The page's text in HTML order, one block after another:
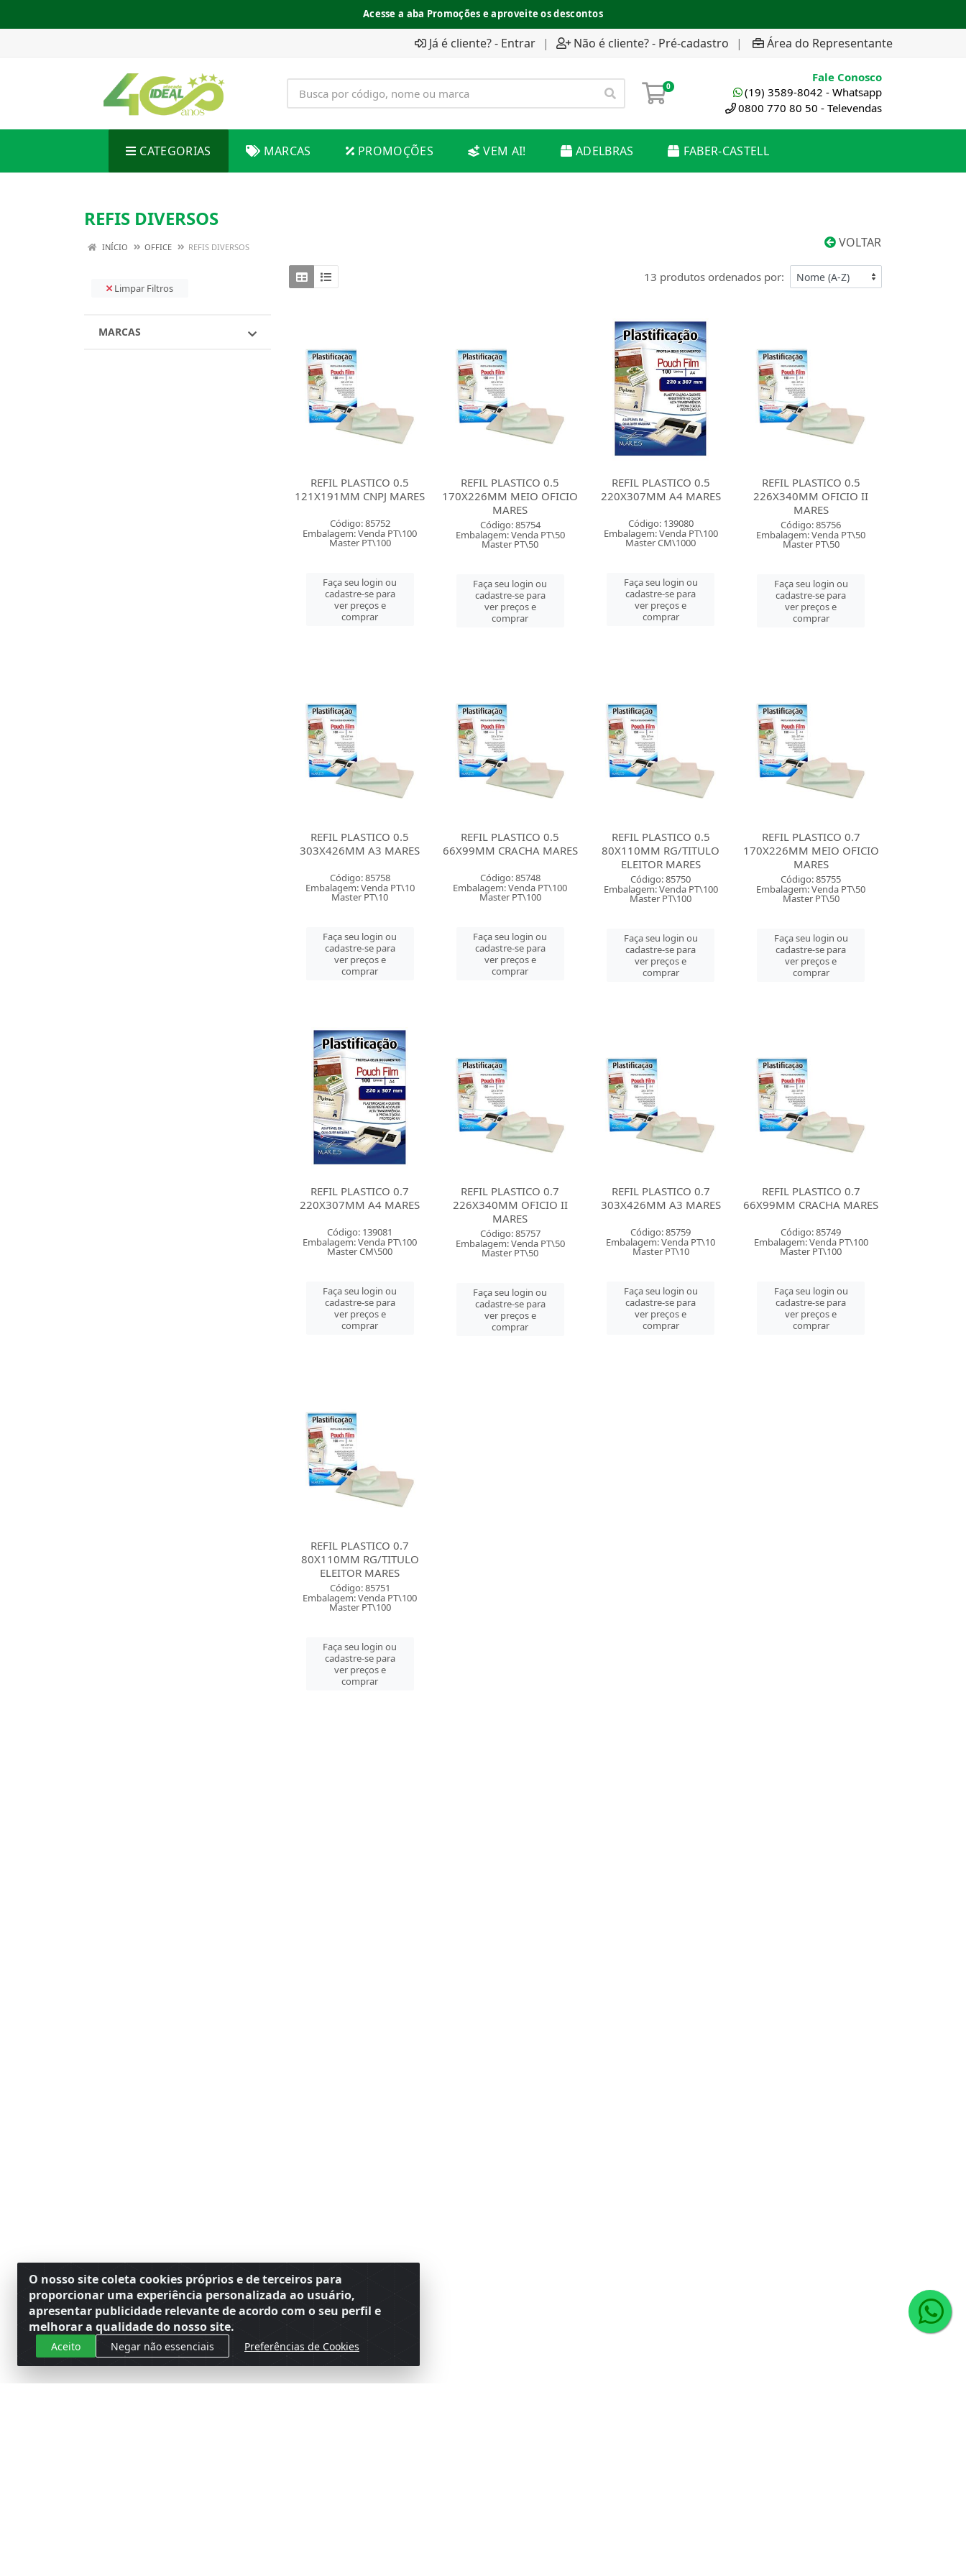
Acesse a aba Promoções e aproveite os descontos
Já é cliente? - Entrar | Não é cliente? - Pré-cadastro | Área do Representante
0
Fale Conosco
(19) 3589-8042 - Whatsapp
0800 770 80 50 - Televendas
CATEGORIAS MARCAS PROMOÇÕES VEM AI! ADELBRAS FABER-CASTELL
REFIS DIVERSOS
VOLTAR
INÍCIO OFFICE REFIS DIVERSOS
Limpar Filtros
MARCAS
13 produtos ordenados por:
REFIL PLASTICO 0.5
121X191MM CNPJ MARES
Código: 85752
Embalagem: Venda PT\100
Master PT\100
Faça seu login ou
cadastre-se para
ver preços e
comprar
REFIL PLASTICO 0.5
170X226MM MEIO OFICIO
MARES
Código: 85754
Embalagem: Venda PT\50
Master PT\50
Faça seu login ou
cadastre-se para
ver preços e
comprar
REFIL PLASTICO 0.5
220X307MM A4 MARES
Código: 139080
Embalagem: Venda PT\100
Master CM\1000
Faça seu login ou
cadastre-se para
ver preços e
comprar
REFIL PLASTICO 0.5
226X340MM OFICIO II
MARES
Código: 85756
Embalagem: Venda PT\50
Master PT\50
Faça seu login ou
cadastre-se para
ver preços e
comprar
REFIL PLASTICO 0.5
303X426MM A3 MARES
Código: 85758
Embalagem: Venda PT\10
Master PT\10
Faça seu login ou
cadastre-se para
ver preços e
comprar
REFIL PLASTICO 0.5
66X99MM CRACHA MARES
Código: 85748
Embalagem: Venda PT\100
Master PT\100
Faça seu login ou
cadastre-se para
ver preços e
comprar
REFIL PLASTICO 0.5
80X110MM RG/TITULO
ELEITOR MARES
Código: 85750
Embalagem: Venda PT\100
Master PT\100
Faça seu login ou
cadastre-se para
ver preços e
comprar
REFIL PLASTICO 0.7
170X226MM MEIO OFICIO
MARES
Código: 85755
Embalagem: Venda PT\50
Master PT\50
Faça seu login ou
cadastre-se para
ver preços e
comprar
REFIL PLASTICO 0.7
220X307MM A4 MARES
Código: 139081
Embalagem: Venda PT\100
Master CM\500
Faça seu login ou
cadastre-se para
ver preços e
comprar
REFIL PLASTICO 0.7
226X340MM OFICIO II
MARES
Código: 85757
Embalagem: Venda PT\50
Master PT\50
Faça seu login ou
cadastre-se para
ver preços e
comprar
REFIL PLASTICO 0.7
303X426MM A3 MARES
Código: 85759
Embalagem: Venda PT\10
Master PT\10
Faça seu login ou
cadastre-se para
ver preços e
comprar
REFIL PLASTICO 0.7
66X99MM CRACHA MARES
Código: 85749
Embalagem: Venda PT\100
Master PT\100
Faça seu login ou
cadastre-se para
ver preços e
comprar
REFIL PLASTICO 0.7
80X110MM RG/TITULO
ELEITOR MARES
Código: 85751
Embalagem: Venda PT\100
Master PT\100
Faça seu login ou
cadastre-se para
ver preços e
comprar
O nosso site coleta cookies próprios e de terceiros para
proporcionar uma experiência personalizada ao usuário,
apresentar publicidade relevante de acordo com o seu perfil e
melhorar a qualidade do nosso site.
Aceito Negar não essenciais Preferências de Cookies